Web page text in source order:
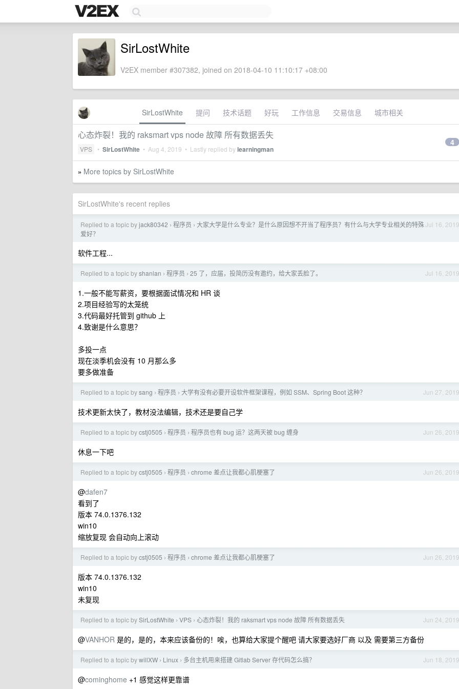
SirLostWhite
V2EX member #307382, joined on 2018-04-10 11:10:17 +08:00
SirLostWhite 提问 技术话题 好玩 工作信息 交易信息 城市相关
心态炸裂！我的 raksmart vps node 故障 所有数据丢失
VPS • SirLostWhite • Aug 4, 2019 • Lastly replied bylearningman
4
» More topics by SirLostWhite
SirLostWhite's recent replies
Jul 16, 2019
Replied to a topic byjack80342 › 程序员 › 大家大学是什么专业？是什么原因想不开当了程序员？有什么与大学专业相关的特殊
爱好？
软件工程...
Jul 16, 2019
Replied to a topic byshanlan › 程序员 › 25 了，应届，投简历没有邀约，给大家丢脸了。
1.一般不能写薪资，要根据面试情况和 HR 谈
2.项目经验写的太笼统
3.代码最好托管到 github 上
4.致谢是什么意思？
多投一点
现在淡季机会没有 10 月那么多
要多做准备
Jun 27, 2019
Replied to a topic bysang › 程序员 › 大学有没有必要开设软件框架课程，例如 SSM、Spring Boot 这种？
技术更新太快了，教材没法编辑，技术还是要自己学
Jun 26, 2019
Replied to a topic bycstj0505 › 程序员 › 程序员也有 bug 运？这两天被 bug 缠身
休息一下吧
Jun 26, 2019
Replied to a topic bycstj0505 › 程序员 › chrome 差点让我都心肌梗塞了
@dafen7
看到了
版本 74.0.1376.132
win10
缩放复现 会自动向上滚动
Jun 26, 2019
Replied to a topic bycstj0505 › 程序员 › chrome 差点让我都心肌梗塞了
版本 74.0.1376.132
win10
未复现
Jun 24, 2019
Replied to a topic bySirLostWhite › VPS › 心态炸裂！我的 raksmart vps node 故障 所有数据丢失
@VANHOR 是的，是的，本来应该备份的！唉，也算给大家提个醒吧 请大家要选好厂商 以及 需要第三方备份
Jun 18, 2019
Replied to a topic bywillXW › Linux › 多台主机用来搭建 Gitlab Server 存代码怎么搞？
@cominghome +1 感觉这样更靠谱